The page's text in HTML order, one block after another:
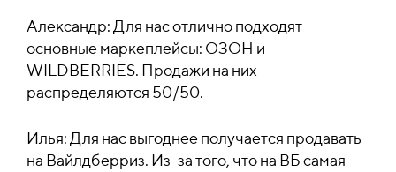
Александр: Для нас отлично подходят
основные маркеплейсы: ОЗОН и
WILDBERRIES. Продажи на них
распределяются 50/50.
Илья: Для нас выгоднее получается продавать
на Вайлдберриз. Из-за того, что на ВБ самая